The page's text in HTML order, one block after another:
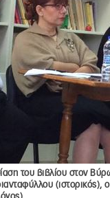
του βιβλίου στον
(ιστορικός),